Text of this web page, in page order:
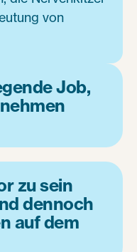
von
Job,
zu sein
dennoch
auf dem